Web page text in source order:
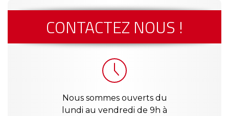
CONTACTEZ NOUS !
Nous sommes ouverts du
lundi au vendredi de 9h à